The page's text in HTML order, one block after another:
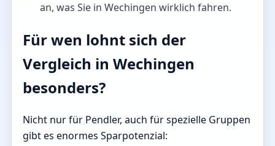
an, was Sie in Wechingen wirklich fahren.
Für wen lohnt sich der
Vergleich in Wechingen
besonders?
Nicht nur für Pendler, auch für spezielle Gruppen
gibt es enormes Sparpotenzial: